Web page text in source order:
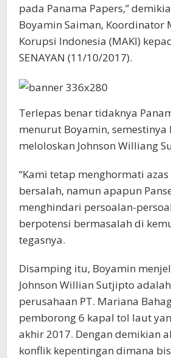
pada Panama Papers,”
Boyamin Saiman, Koordinator
Korupsi Indonesia (MAKI)
SENAYAN (11/10/2017).
Terlepas benar tidaknya
menurut Boyamin, semestinya
meloloskan Johnson Williang
“Kami tetap menghormati
bersalah, namun apapun
menghindari persoalan-
berpotensi bermasalah di
tegasnya.
Disamping itu, Boyamin
Johnson Willian Sutjipto
perusahaan PT. Mariana
pemborong 6 kapal tol laut
akhir 2017. Dengan demikian
konflik kepentingan dimana